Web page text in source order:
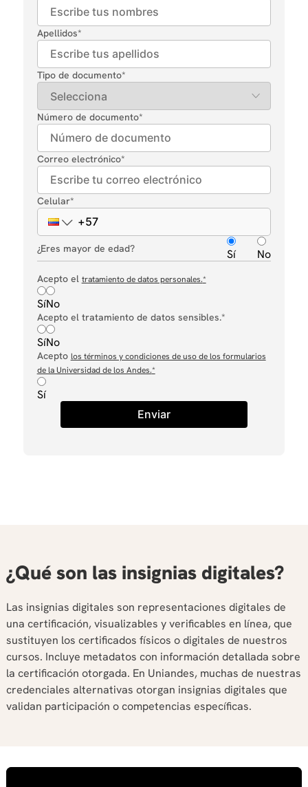
Apellidos*
Tipo de documento*
Número de documento*
Correo electrónico*
Celular*
¿Eres mayor de edad? Sí No
Acepto el tratamiento de datos personales.*
SíNo
Acepto el tratamiento de datos sensibles.*
SíNo
Acepto los términos y condiciones de uso de los formularios
de la Universidad de los Andes.*
Sí
Enviar
¿Qué son las insignias digitales?
Las insignias digitales son representaciones digitales de
una certificación, visualizables y verificables en línea, que
sustituyen los certificados físicos o digitales de nuestros
cursos. Incluye metadatos con información detallada sobre
la certificación otorgada. En Uniandes, muchas de nuestras
credenciales alternativas otorgan insignias digitales que
validan participación o competencias específicas.